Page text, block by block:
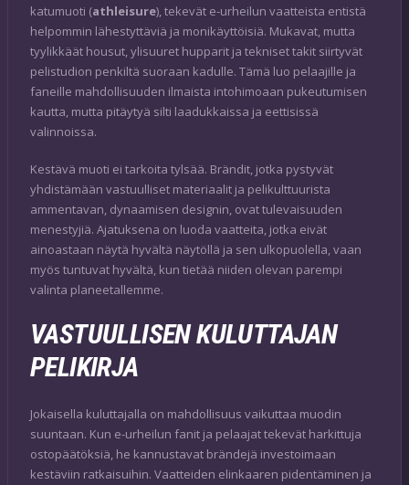
katumuoti (athleisure), tekevät e-urheilun vaatteista entistä
helpommin lähestyttäviä ja monikäyttöisiä. Mukavat, mutta
tyylikkäät housut, ylisuuret hupparit ja tekniset takit siirtyvät
pelistudion penkiltä suoraan kadulle. Tämä luo pelaajille ja
faneille mahdollisuuden ilmaista intohimoaan pukeutumisen
kautta, mutta pitäytyä silti laadukkaissa ja eettisissä
valinnoissa.
Kestävä muoti ei tarkoita tylsää. Brändit, jotka pystyvät
yhdistämään vastuulliset materiaalit ja pelikulttuurista
ammentavan, dynaamisen designin, ovat tulevaisuuden
menestyjiä. Ajatuksena on luoda vaatteita, jotka eivät
ainoastaan näytä hyvältä näytöllä ja sen ulkopuolella, vaan
myös tuntuvat hyvältä, kun tietää niiden olevan parempi
valinta planeetallemme.
VASTUULLISEN KULUTTAJAN
PELIKIRJA
Jokaisella kuluttajalla on mahdollisuus vaikuttaa muodin
suuntaan. Kun e-urheilun fanit ja pelaajat tekevät harkittuja
ostopäätöksiä, he kannustavat brändejä investoimaan
kestäviin ratkaisuihin. Vaatteiden elinkaaren pidentäminen ja